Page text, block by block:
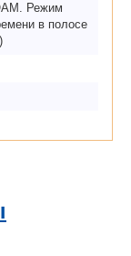
Режим
в полосе